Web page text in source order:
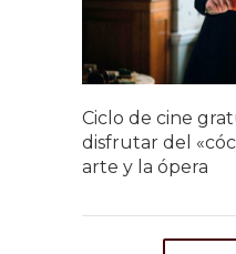
Ciclo de cine
disfrutar del
arte y la ópera